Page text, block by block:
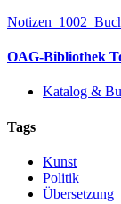
OAG-Bibliothek
Katalog &
Tags
Kunst
Politik
Übersetzung